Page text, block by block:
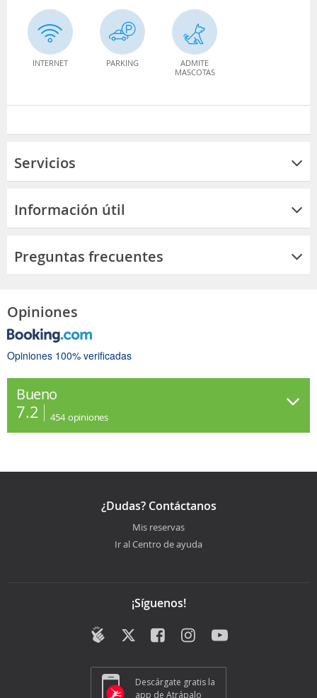
INTERNET PARKING
ADMITE
MASCOTAS
Servicios
Información útil
Preguntas frecuentes
Opiniones
Opiniones 100% verificadas
Bueno
7.2 454 opiniones
¿Dudas? Contáctanos
Mis reservas
Ir al Centro de ayuda
¡Síguenos!
Descárgate gratis la
app de Atrápalo